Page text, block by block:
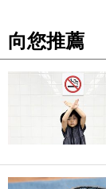
向您推薦